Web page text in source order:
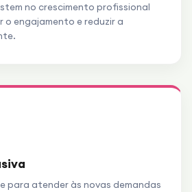
no crescimento profissional
o engajamento e reduzir a
para atender às novas demandas